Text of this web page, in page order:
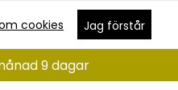
cookies Jag förstår
9 dagar